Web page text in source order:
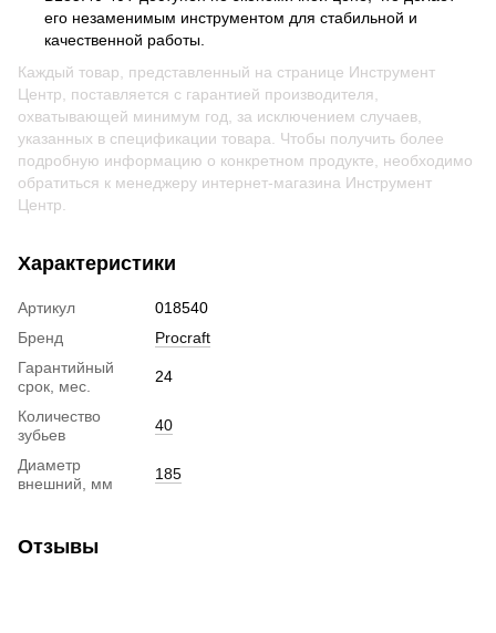
его незаменимым инструментом для стабильной и
качественной работы.
Каждый товар, представленный на странице Инструмент
Центр, поставляется с гарантией производителя,
охватывающей минимум год, за исключением случаев,
указанных в спецификации товара. Чтобы получить более
подробную информацию о конкретном продукте, необходимо
обратиться к менеджеру интернет-магазина Инструмент
Центр
Характеристики
Артикул
018540
Бренд
Procraft
Гарантийный
срок, мес.
24
Количество
зубьев
40
Диаметр
внешний, мм
185
Отзывы